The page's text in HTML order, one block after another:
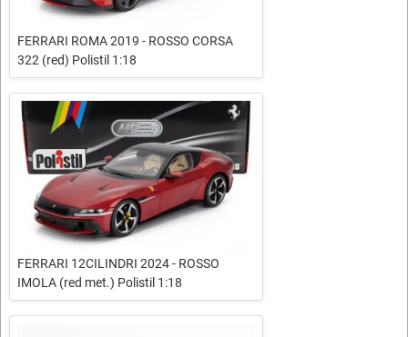
FERRARI ROMA 2019 - ROSSO CORSA
322 (red) Polistil 1:18
FERRARI 12CILINDRI 2024 - ROSSO
IMOLA (red met.) Polistil 1:18